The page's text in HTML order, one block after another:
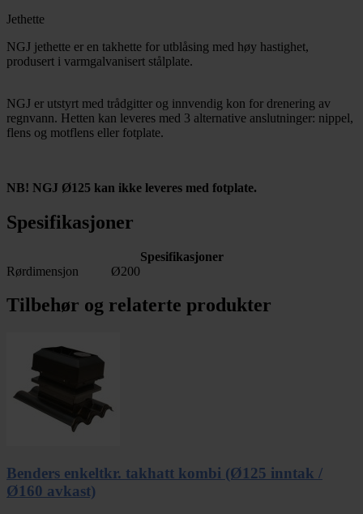
Jethette
NGJ jethette er en takhette for utblåsing med høy hastighet,
produsert i varmgalvanisert stålplate.
NGJ er utstyrt med trådgitter og innvendig kon for drenering av
regnvann. Hetten kan leveres med 3 alternative anslutninger: nippel,
flens og motflens eller fotplate.
NB! NGJ Ø125 kan ikke leveres med fotplate.
Spesifikasjoner
Spesifikasjoner
Rørdimensjon
Ø200
Tilbehør og relaterte produkter
Benders enkeltkr. takhatt kombi (Ø125 inntak /
Ø160 avkast)